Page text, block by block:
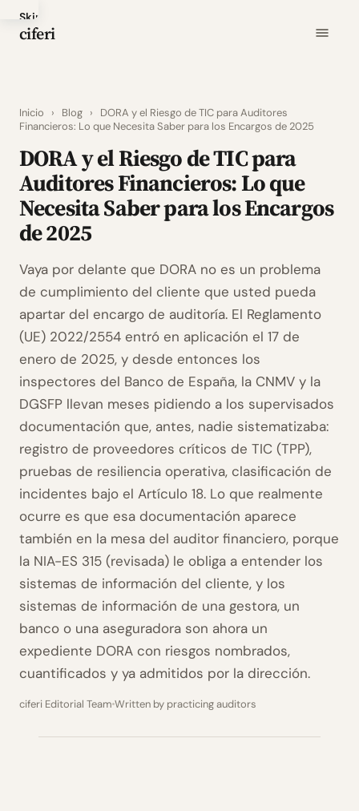
Skip
to
ciferi
Inicio › Blog ›
DORA y el Riesgo de TIC para Auditores
Financieros: Lo que Necesita Saber para los Encargos de 2025
DORA y el Riesgo de TIC para
Auditores Financieros: Lo que
Necesita Saber para los Encargos
de 2025
Vaya por delante que DORA no es un problema
de cumplimiento del cliente que usted pueda
apartar del encargo de auditoría. El Reglamento
(UE) 2022/2554 entró en aplicación el 17 de
enero de 2025, y desde entonces los
inspectores del Banco de España, la CNMV y la
DGSFP llevan meses pidiendo a los supervisados
documentación que, antes, nadie sistematizaba:
registro de proveedores críticos de TIC (TPP),
pruebas de resiliencia operativa, clasificación de
incidentes bajo el Artículo 18. Lo que realmente
ocurre es que esa documentación aparece
también en la mesa del auditor financiero, porque
la NIA-ES 315 (revisada) le obliga a entender los
sistemas de información del cliente, y los
sistemas de información de una gestora, un
banco o una aseguradora son ahora un
expediente DORA con riesgos nombrados,
cuantificados y ya admitidos por la dirección.
ciferi Editorial Team Written by practicing auditors